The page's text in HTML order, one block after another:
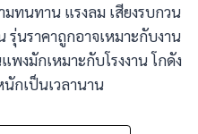
มทนทาน แรงลม เสียงรบกวน
รุ่นราคาถูกอาจเหมาะกับงาน
พงมักเหมาะกับโรงงาน โกดัง
กเป็นเวลานาน